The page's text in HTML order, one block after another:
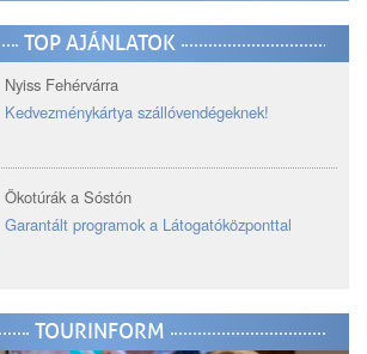
TOP AJÁNLATOK
Nyiss Fehérvárra
Kedvezménykártya szállóvendégeknek!
Ökotúrák a Sóstón
Garantált programok a Látogatóközponttal
TOURINFORM